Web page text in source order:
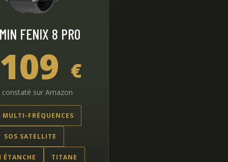
FENIX 8 PRO
€
constaté sur Amazon
MULTI-FRÉQUENCES
SOS SATELLITE
ÉTANCHE TITANE